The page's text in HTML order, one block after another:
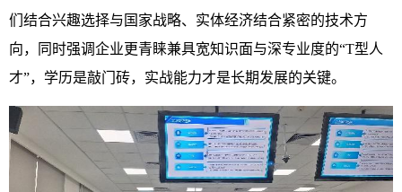
们结合兴趣选择与国家战略、实体经济结合紧密的技术方
向，同时强调企业更青睐兼具宽知识面与深专业度的“T型人
才”，学历是敲门砖，实战能力才是长期发展的关键。